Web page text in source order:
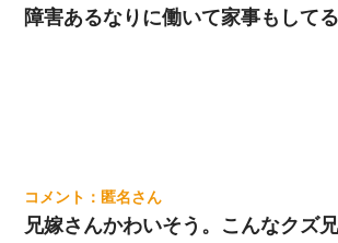
障害あるなりに働いて家事もして
匿名
兄嫁さんかわいそう。こんなクズ